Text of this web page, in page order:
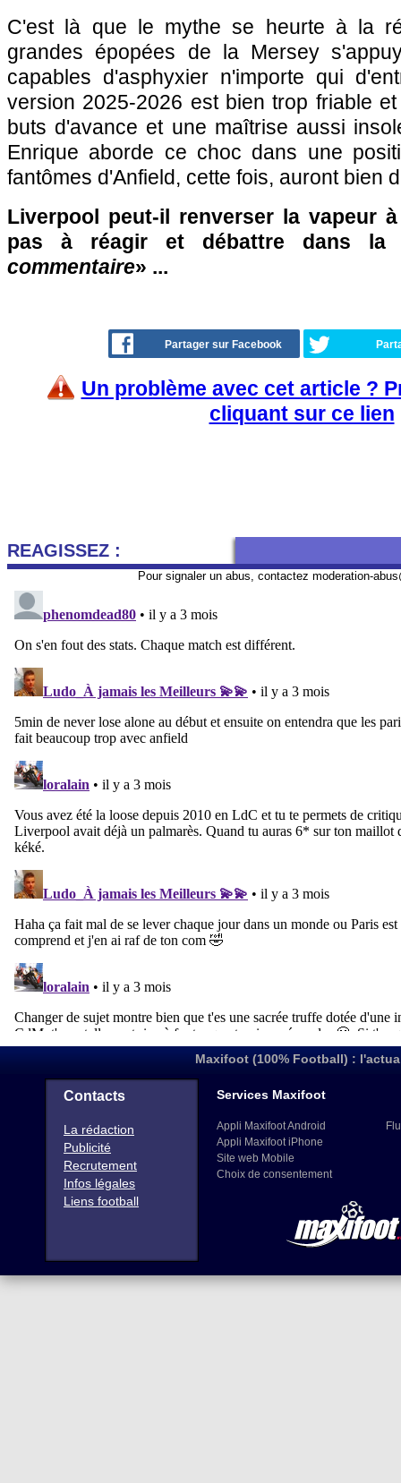
C'est là que le mythe se heurte à la
grandes épopées de la Mersey
capables d'asphyxier n'importe qui
version 2025-2026 est bien trop friable
buts d'avance et une maîtrise aussi
Enrique aborde ce choc dans une
fantômes d'Anfield, cette fois, auront bien
Liverpool peut-il renverser la vapeur
pas à réagir et débattre dans la
commentaire» ...
Partager sur Facebook
Un problème avec cet article ?
cliquant sur ce lien
REAGISSEZ :
Pour signaler un abus, contactez moderation-
Maxifoot (100% Football) :
Contacts
La rédaction
Publicité
Recrutement
Infos légales
Liens football
Services Maxifoot
Appli Maxifoot Android
Appli Maxifoot iPhone
Site web Mobile
Choix de consentement